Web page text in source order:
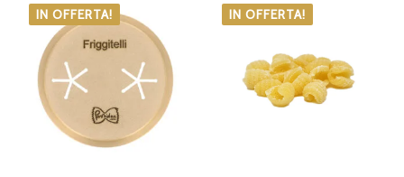
varianti.
Le
opzioni
essere
scelte
nella
pagina
del
scelte
nella
del
prodotto
IN OFFERTA! IN OFFERTA!